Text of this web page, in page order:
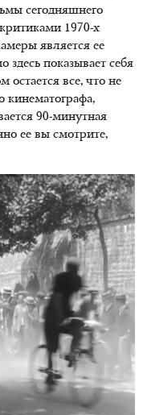
сегодняшнего
1970-х
является ее
здесь показывает себя
все, что не
кинематографа,
90-минутная
ее вы смотрите,